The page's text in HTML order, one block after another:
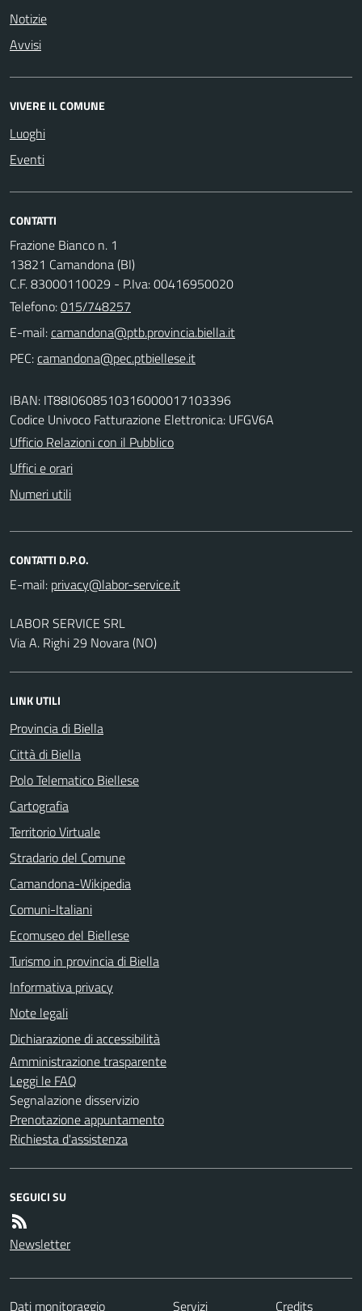
Notizie
Avvisi
VIVERE IL COMUNE
Luoghi
Eventi
CONTATTI
Frazione Bianco n. 1
13821 Camandona (BI)
C.F. 83000110029 - P.Iva: 00416950020
Telefono:015/748257
E-mail:
PEC:
IBAN: IT88I0608510316000017103396
Codice Univoco Fatturazione Elettronica: UFGV6A
Ufficio Relazioni con il Pubblico
Uffici e orari
Numeri utili
CONTATTI D.P.O.
E-mail:
LABOR SERVICE SRL
Via A. Righi 29 Novara (NO)
LINK UTILI
Provincia di Biella
Città di Biella
Polo Telematico Biellese
Cartografia
Territorio Virtuale
Stradario del Comune
Camandona-Wikipedia
Comuni-Italiani
Ecomuseo del Biellese
Turismo in provincia di Biella
Informativa privacy
Note legali
Dichiarazione di accessibilità
Amministrazione trasparente
Leggi le FAQ
Segnalazione disservizio
Prenotazione appuntamento
Richiesta d'assistenza
SEGUICI SU
Newsletter
Dati monitoraggio Servizi Credits